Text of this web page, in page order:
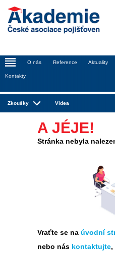
_ O nás Reference Aktuality
Kontakty
Zkoušky Videa
A JÉJE!
Stránka nebyla
Vraťte se na úvodní
nebo nás kontaktujte,